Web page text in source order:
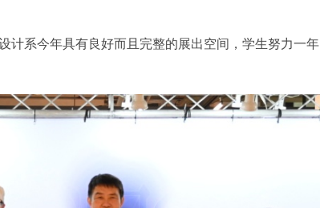
计系今年具有良好而且完整的展出空间，学生努力一